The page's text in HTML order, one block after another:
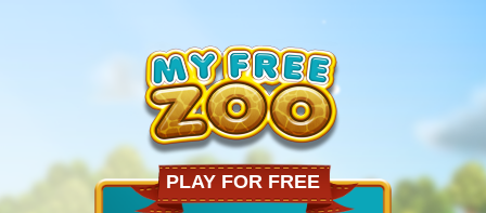
PLAY FOR FREE